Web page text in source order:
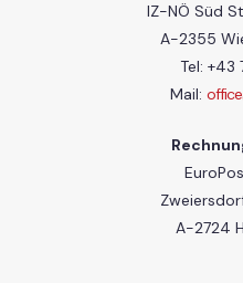
IZ-NÖ Süd
A-2355
Tel: +43
Mail:
A-2724